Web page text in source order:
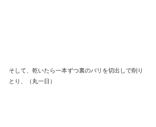
そして、乾いたら一本ずつ裏のバリを切出しで削り
とり、（丸一日）